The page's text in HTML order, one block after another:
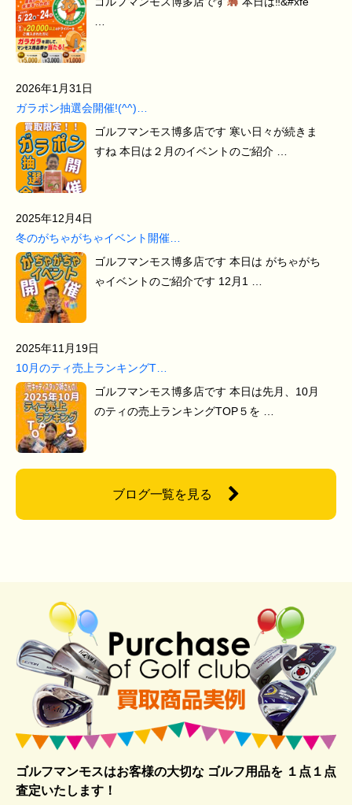
2026年1月31日
ガラポン抽選会開催!(^^)…
ゴルフマンモス博多店です 寒い日々が続きま
すね 本日は２月のイベントのご紹介 …
2025年12月4日
冬のがちゃがちゃイベント開催…
ゴルフマンモス博多店です 本日は がちゃがち
ゃイベントのご紹介です 12月1 …
2025年11月19日
10月のティ売上ランキングT…
ゴルフマンモス博多店です 本日は先月、10月
のティの売上ランキングTOP５を …
ブログ一覧を見る
ゴルフマンモスはお客様の大切な ゴルフ用品を１点１点
査定いたします！